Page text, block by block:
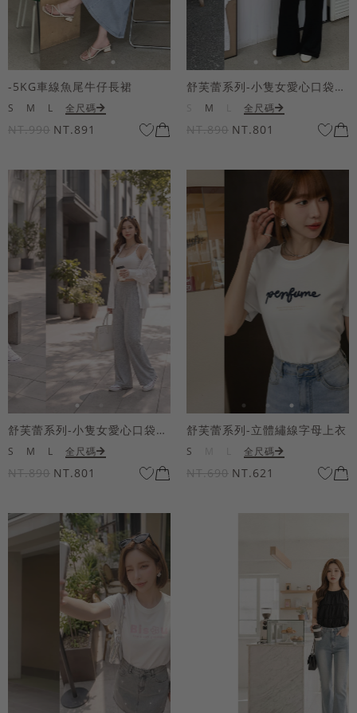
-5KG車線魚尾牛仔長裙
S M L 全尺碼
NT.990 NT.891
舒芙蕾系列-小隻女愛心口袋寬褲
M 全尺碼
NT.890 NT.801
舒芙蕾系列-小隻女愛心口袋寬褲
S M L 全尺碼
NT.890 NT.801
舒芙蕾系列-立體繡線字母上衣
S 全尺碼
NT.690 NT.621